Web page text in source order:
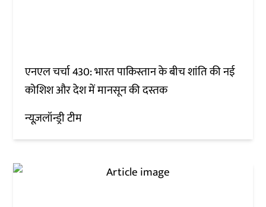
एनएल चर्चा 430: भारत पाकिस्तान के बीच शांति की नई
कोशिश और देश में मानसून की दस्तक
न्यूज़लॉन्ड्री टीम